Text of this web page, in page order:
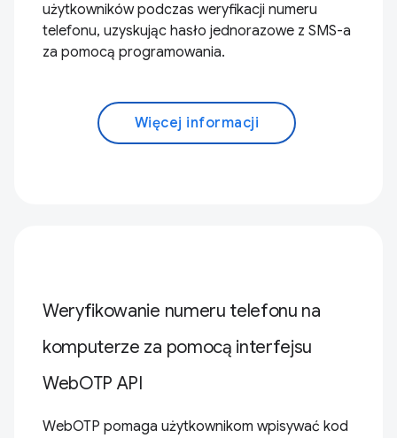
użytkowników podczas weryfikacji numeru
telefonu, uzyskując hasło jednorazowe z SMS-a
za pomocą programowania.
Więcej informacji
Weryfikowanie numeru telefonu na
komputerze za pomocą interfejsu
WebOTP API
WebOTP pomaga użytkownikom wpisywać kod